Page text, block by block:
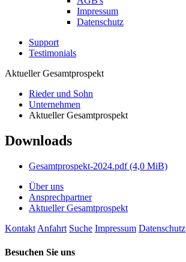
Impressum
Datenschutz
Support
Testimonials
Aktueller Gesamtprospekt
Rieder und Sohn
Unternehmen
Aktueller Gesamtprospekt
Downloads
Gesamtprospekt-2024.pdf(4,0 MiB)
Über uns
Ansprechpartner
Aktueller Gesamtprospekt
Kontakt Anfahrt Suche Impressum Datenschutz
Besuchen Sie uns